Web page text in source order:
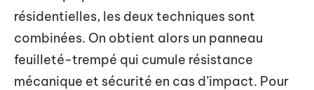
résidentielles, les deux techniques sont
combinées. On obtient alors un panneau
feuilleté-trempé qui cumule résistance
mécanique et sécurité en cas d’impact. Pour